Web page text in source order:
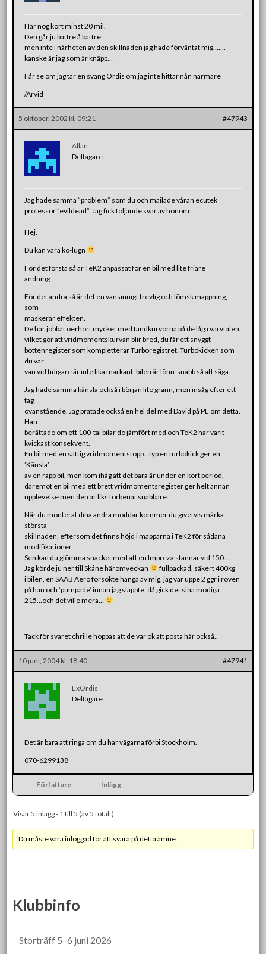
Har nog kört minst 20 mil.
Den går ju bättre å bättre
men inte i närheten av den skillnaden jag hade förväntat mig…….
kanske är jag som är knäpp…
Får se om jag tar en sväng Ordis om jag inte hittar nån närmare
/Arvid
5 oktober, 2002 kl. 09:21 #47943
Allan
Deltagare
Jag hade samma ”problem” som du och mailade våran ecutek
professor ”evildead”. Jag fick följande svar av honom:
—
Hej,
Du kan vara ko-lugn
För det första så är TeK2 anpassat för en bil med lite friare
andning
För det andra så är det en vansinnigt trevlig och lömsk mappning,
som
maskerar effekten.
De har jobbat oerhört mycket med tändkurvorna på de låga varvtalen,
vilket gör att vridmomentskurvan blir bred, du får ett snyggt
bottenregister som kompletterar Turboregistret. Turbokicken som
du var
van vid tidigare är inte lika markant, bilen är lönn-snabb så att säga.
Jag hade samma känsla också i början lite grann, men insåg efter ett
tag
ovanstående. Jag pratade också en hel del med David på PE om detta.
Han
berättade om ett 100-tal bilar de jämfört med och TeK2 har varit
kvickast konsekvent.
En bil med en saftig vridmomentstopp…typ en turbokick ger en
’Känsla’
av en rapp bil, men kom ihåg att det bara är under en kort period,
däremot en bil med ett brett vridmomentsregister ger helt annan
upplevelse men den är liks förbenat snabbare.
När du monterat dina andra moddar kommer du givetvis märka
största
skillnaden, eftersom det finns höjd i mapparna i TeK2 för sådana
modifikationer.
Sen kan du glömma snacket med att en Impreza stannar vid 150…
Jag körde ju ner till Skåne häromveckan
fullpackad, säkert 400kg
i bilen, en SAAB Aero försökte hänga av mig, jag var uppe 2 ggr i röven
på han och ’pumpade’ innan jag släppte, då gick det sina modiga
215…och det ville mera…
—
Tack för svaret chrille hoppas att de var ok att posta här också..
10 juni, 2004 kl. 18:40 #47941
ExOrdis
Deltagare
Det är bara att ringa om du har vägarna förbi Stockholm.
070-6299138
Författare Inlägg
Visar 5 inlägg - 1 till 5 (av 5 totalt)
Du måste vara inloggad för att svara på detta ämne.
Klubbinfo
Storträff 5–6 juni 2026